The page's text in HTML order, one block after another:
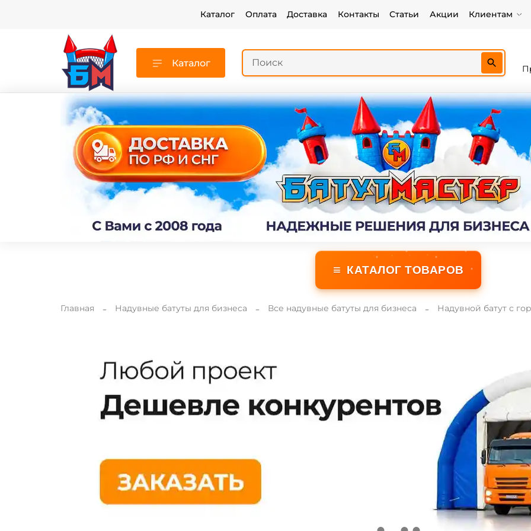
Каталог Оплата Доставка Контакты Статьи Акции Клиентам
Каталог
≡ КАТАЛОГ ТОВАРОВ
Главная Надувные батуты для бизнеса Все надувные батуты для бизнеса Надувной батут с